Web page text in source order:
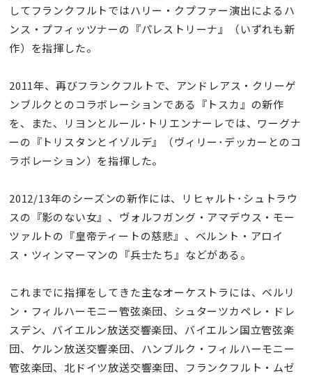
してフランクフルトではハリー・クプファー演出によるハ
ンス・プフィッツナーの『パレストリーナ』（いずれも新
作）を指揮した。
2011年、再びフランクフルトで、アンドレアス・クリーゲ
ンブルクとのコラボレーションである『トスカ』の新作
を、また、リヨンとルール･トリエンナーレでは、ワーグナ
ーの『トリスタンとイゾルデ』（ヴィリー･デッカーとのコ
ラボレーション）を指揮した。
2012/13年のシーズンの新作には、リヒャルト･シュトラウ
スの『影のない女』、ヴォルフガング・アマデウス・モー
ツァルトの『皇帝ティートの慈悲』、ベルント・アロイ
ス・ツィンマーマンの『兵士たち』などがある。
これまでに指揮をしてきた主なオーケストラには、ベルリ
ン・フィルハーモニー管弦楽団、シュターツカペレ・ドレ
スデン、バイエルン放送交響楽団、バイエルン国立管弦楽
団、ケルン放送交響楽団、ハンブルク・フィルハーモニー
管弦楽団、北ドイツ放送交響楽団、フランクフルト・ムゼ